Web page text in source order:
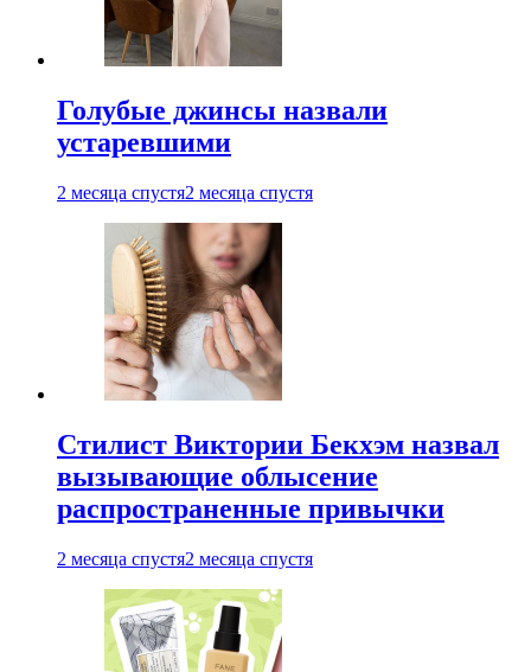
Голубые джинсы назвали
устаревшими
2 месяца спустя2 месяца спустя
Стилист Виктории Бекхэм назвал
вызывающие облысение
распространенные привычки
2 месяца спустя2 месяца спустя